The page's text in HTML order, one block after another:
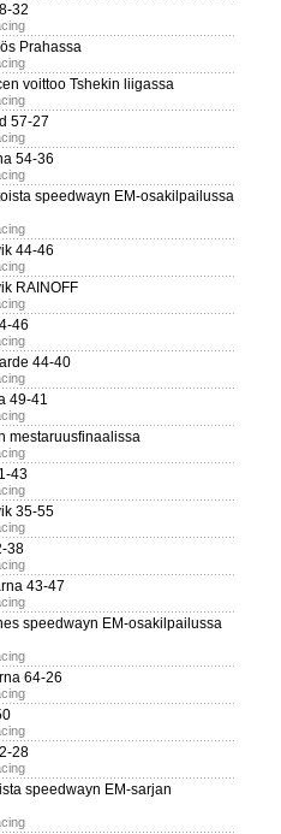
32
Prahassa
voittoo Tshekin liigassa
57-27
54-36
speedwayn EM-osakilpailussa
44-46
RAINOFF
46
44-40
49-41
mestaruusfinaalissa
43
35-55
38
43-47
speedwayn EM-osakilpailussa
64-26
28
speedwayn EM-sarjan